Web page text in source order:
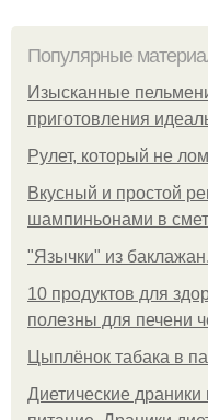
Популярные
Изысканные
приготовления
Рулет, который не
Вкусный и простой
шампиньонами в
"Язычки" из баклажан.
10 продуктов для
полезны для печени
Цыплёнок табака в
Диетические